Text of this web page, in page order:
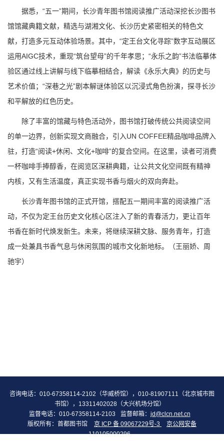
据悉，“五一”期间，长沙青年图书馆阅读推广活动深挖长沙图书
馆馆藏典籍文献，精选与湖湘文化、长沙历史紧密相关的特色文
献，打造多元互动体验场景。其中，“定王台文化寻踪”数字互动展区
运用AIGC技术，重现“筑台望母”的千年孝思；“永乐之韵”书法临摹体
验区通过线上讲解与线下临摹相结合，解读《永乐大典》的历史与
艺术价值；“深巷之光”剧本解谜体验区以沉浸式角色扮演，探寻长沙
和平解放的红色历史。
除了丰富的馆藏与特色活动外，图书馆打破传统公共阅读空间
的单一边界，创新实现文商融合，引入UN COFFEE精品咖啡品牌入
驻，打造“阅读+休闲、文化+咖啡”的复合空间。在这里，读者可消费
一杯咖啡手捧醇香，在阅览区深耕典籍，让公共文化空间既有精神
内核，又有生活温度，真正实现书香与烟火的双向奔赴。
长沙青年图书馆的正式开馆，搭配五一期间丰富的阅读推广活
动，不仅为定王台历史文化核心区注入了新的青春活力，更让百年
书香在新时代焕发新生。未来，将继续深耕文脉、服务青年，打造
成一处兼具书香气息与休闲氛围的城市文化新地标。（王丽娇、周
驰宇）
咨询电话：010-67358114-2102（华威桥馆），010-81907111（北京城市图
书馆），13311402028（大兴机场分馆）
监督电话：010-67358114-2103
监督邮箱： jd@clcn.net.cn
版权所有：首都图书馆
京 ICP 备 09067229号-3
京公网安备
110105000296